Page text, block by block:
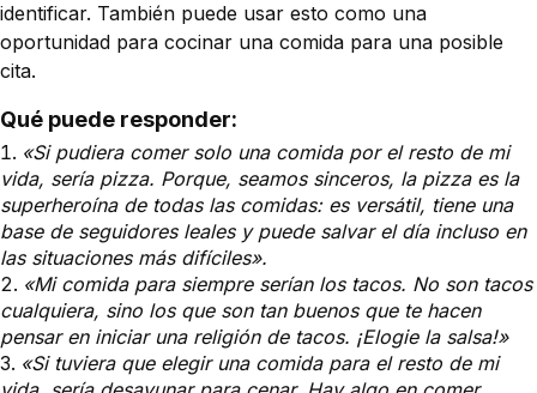
identificar. También puede usar esto como una
oportunidad para cocinar una comida para una posible
cita.
Qué puede responder:
«Si pudiera comer solo una comida por el resto de mi
vida, sería pizza. Porque, seamos sinceros, la pizza es la
superheroína de todas las comidas: es versátil, tiene una
base de seguidores leales y puede salvar el día incluso en
las situaciones más difíciles».
«Mi comida para siempre serían los tacos. No son tacos
cualquiera, sino los que son tan buenos que te hacen
pensar en iniciar una religión de tacos. ¡Elogie la salsa!»
«Si tuviera que elegir una comida para el resto de mi